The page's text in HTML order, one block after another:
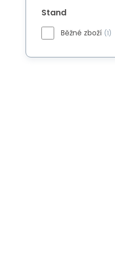
Stand
Běžné zboží (1)